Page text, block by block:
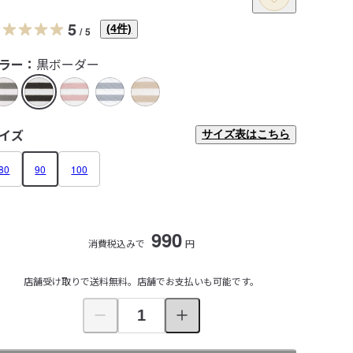
5 / 5 (4件)
ー： 黒ボーダー
ズ サイズ表はこちら
90 100
消費税込みで 990 円
店舗受け取りで送料無料。店舗でお支払いも可能です。